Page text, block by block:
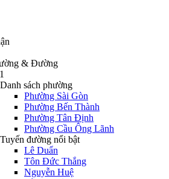
& Đường
Danh sách phường
Phường Sài Gòn
Phường Bến Thành
Phường Tân Định
Phường Cầu Ông Lãnh
Tuyến đường nổi bật
Lê Duẩn
Tôn Đức Thắng
Nguyễn Huệ